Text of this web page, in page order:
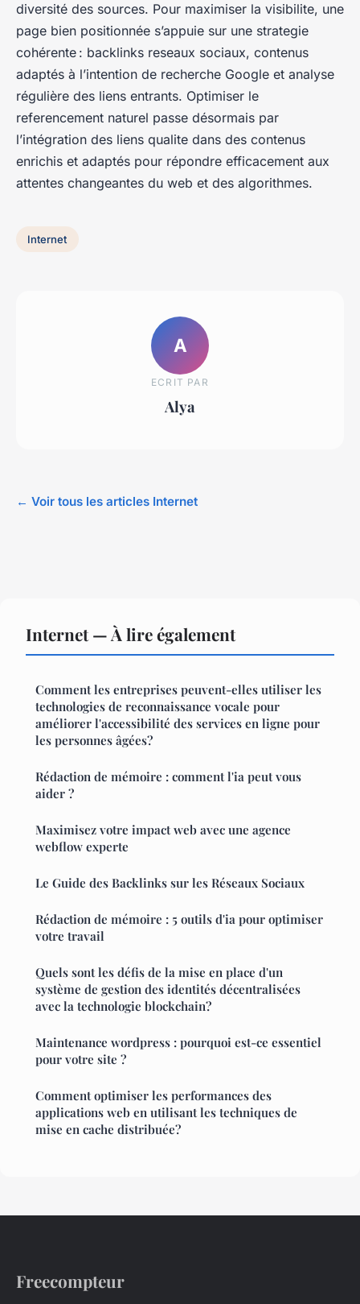
diversité des sources. Pour maximiser la visibilite, une
page bien positionnée s’appuie sur une strategie
cohérente : backlinks reseaux sociaux, contenus
adaptés à l’intention de recherche Google et analyse
régulière des liens entrants. Optimiser le
referencement naturel passe désormais par
l’intégration des liens qualite dans des contenus
enrichis et adaptés pour répondre efficacement aux
attentes changeantes du web et des algorithmes.
Internet
A
ECRIT PAR
Alya
← Voir tous les articles Internet
Internet — À lire également
Comment les entreprises peuvent-elles utiliser les
technologies de reconnaissance vocale pour
améliorer l'accessibilité des services en ligne pour
les personnes âgées?
Rédaction de mémoire : comment l'ia peut vous
aider ?
Maximisez votre impact web avec une agence
webflow experte
Le Guide des Backlinks sur les Réseaux Sociaux
Rédaction de mémoire : 5 outils d'ia pour optimiser
votre travail
Quels sont les défis de la mise en place d'un
système de gestion des identités décentralisées
avec la technologie blockchain?
Maintenance wordpress : pourquoi est-ce essentiel
pour votre site ?
Comment optimiser les performances des
applications web en utilisant les techniques de
mise en cache distribuée?
Freecompteur